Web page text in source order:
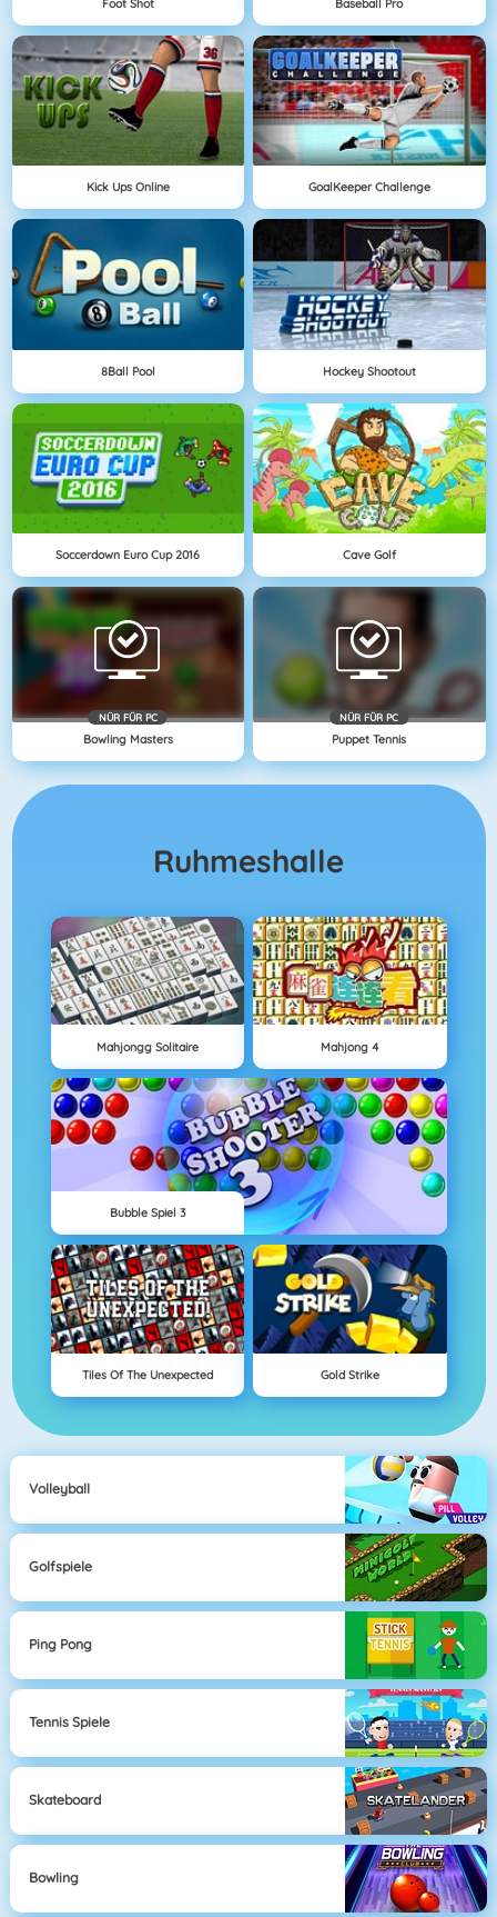
Kick Ups Online GoalKeeper Challenge
8Ball Pool Hockey Shootout
Soccerdown Euro Cup 2016 Cave Golf
NÜR FÜR PC
Bowling Masters
NÜR FÜR PC
Puppet Tennis
Ruhmeshalle
Mahjongg Solitaire Mahjong 4
Bubble Spiel 3
Tiles Of The Unexpected Gold Strike
Volleyball
Golfspiele
Ping Pong
Tennis Spiele
Skateboard
Bowling